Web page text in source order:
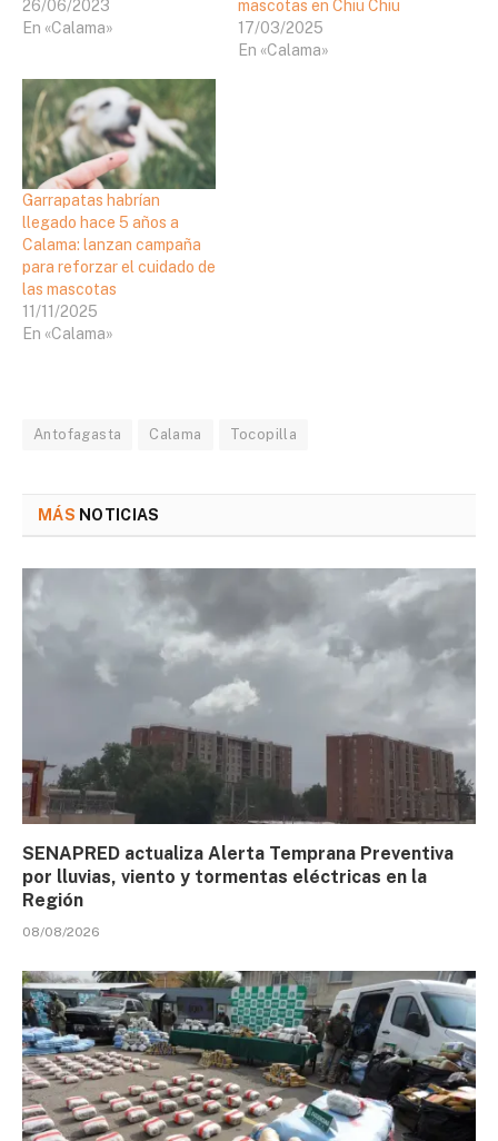
26/06/2023
En «Calama»
mascotas en Chiu Chiu
17/03/2025
En «Calama»
Garrapatas habrían
llegado hace 5 años a
Calama: lanzan campaña
para reforzar el cuidado de
las mascotas
11/11/2025
En «Calama»
Antofagasta Calama Tocopilla
MÁS NOTICIAS
SENAPRED actualiza Alerta Temprana Preventiva
por lluvias, viento y tormentas eléctricas en la
Región
08/08/2026